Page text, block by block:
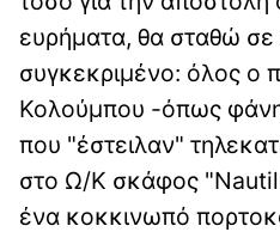
ευρήματα, θα σταθώ σε
συγκεκριμένο: όλος ο
Κολούμπου -όπως
που "έστειλαν"
στο Ω/Κ σκάφος
ένα κοκκινωπό